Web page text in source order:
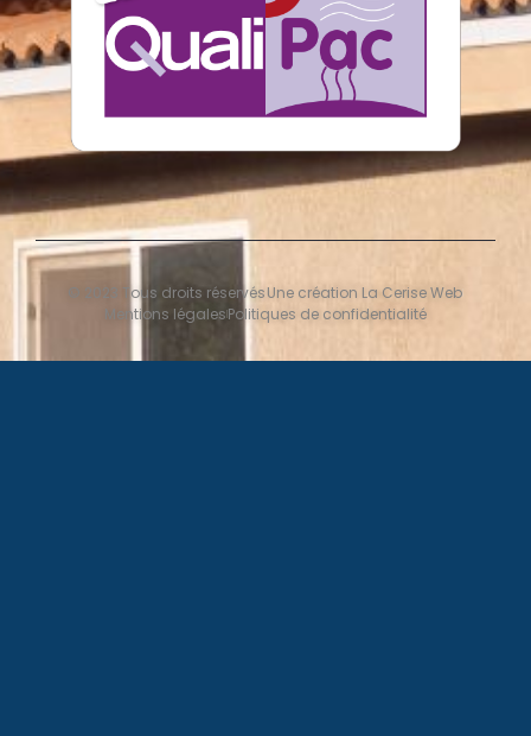
© 2023 Tous droits réservésUne création La Cerise Web
Mentions légalesPolitiques de confidentialité